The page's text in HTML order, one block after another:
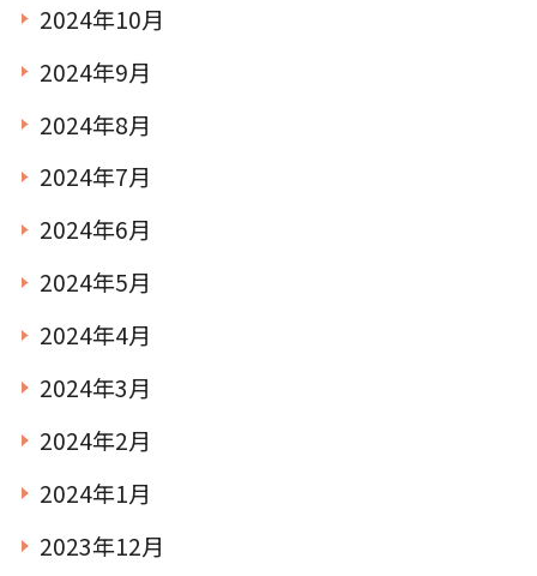
2024年10月
2024年9月
2024年8月
2024年7月
2024年6月
2024年5月
2024年4月
2024年3月
2024年2月
2024年1月
2023年12月